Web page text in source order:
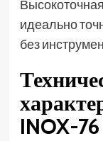
идеально
без
INOX-76